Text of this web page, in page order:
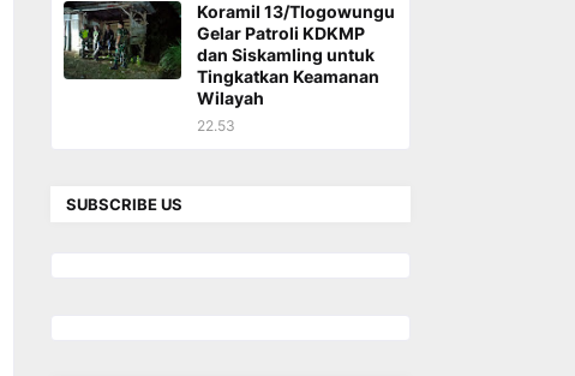
Koramil 13/Tlogowungu
Gelar Patroli KDKMP
dan Siskamling untuk
Tingkatkan Keamanan
Wilayah
22.53
SUBSCRIBE US